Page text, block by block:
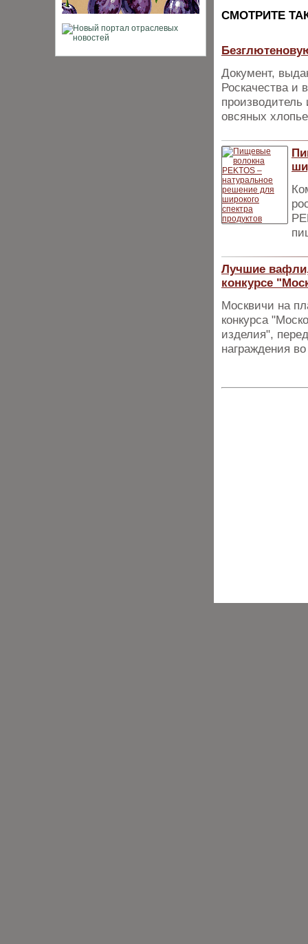
CМОТРИТЕ
Документ,
Роскачества и
овсяных
Лучшие
конкурсе
Москвичи на
конкурса
изделия",
награждения